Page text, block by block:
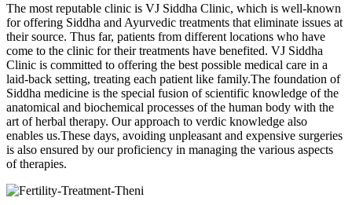
The most reputable clinic is VJ Siddha Clinic, which is well-known
for offering Siddha and Ayurvedic treatments that eliminate issues at
their source. Thus far, patients from different locations who have
come to the clinic for their treatments have benefited. VJ Siddha
Clinic is committed to offering the best possible medical care in a
laid-back setting, treating each patient like family.The foundation of
Siddha medicine is the special fusion of scientific knowledge of the
anatomical and biochemical processes of the human body with the
art of herbal therapy. Our approach to verdic knowledge also
enables us.These days, avoiding unpleasant and expensive surgeries
is also ensured by our proficiency in managing the various aspects
of therapies.